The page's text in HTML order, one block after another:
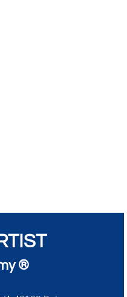
®